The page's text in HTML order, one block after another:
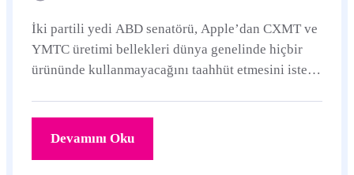
İki partili yedi ABD senatörü, Apple’dan CXMT ve
YMTC üretimi bellekleri dünya genelinde hiçbir
ürününde kullanmayacağını taahhüt etmesini istedi.
Devamını Oku